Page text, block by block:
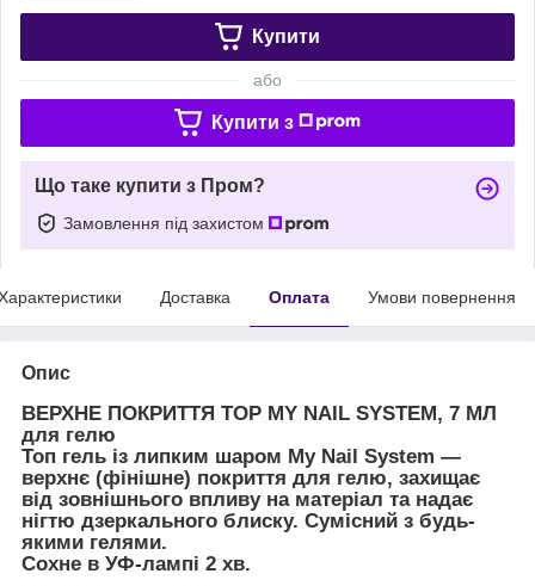
Купити
або
Купити з
Що таке купити з Пром?
Замовлення під захистом
Доставка Оплата Умови повернення
Опис
ВЕРХНЕ ПОКРИТТЯ TOP MY NAIL SYSTEM, 7 МЛ
для гелю
Топ гель із липким шаром My Nail System ―
верхнє (фінішне) покриття для гелю, захищає
від зовнішнього впливу на матеріал та надає
нігтю дзеркального блиску. Сумісний з будь-
якими гелями.
Сохне в УФ-лампі 2 хв.